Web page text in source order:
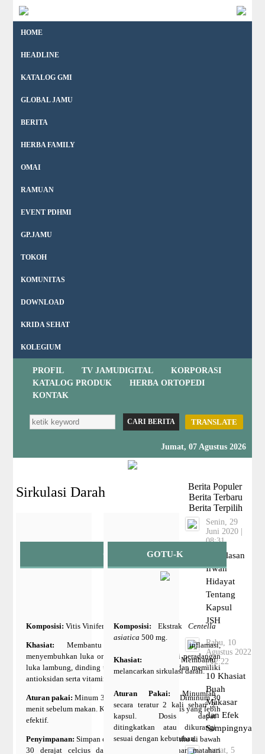
HOME
HEADLINE
KATALOG GMI
GLOBAL JAMU
BERITA
HERBA FAMILY
OMAI
RAMUAN
EVENT PDHMI
GP.JAMU
TOKOH
KOMUNITAS
DOWNLOAD
KRIDA SEHAT
KOLEGIUM
PROFIL TV JAMUDIGITAL
KORPORASI
KATALOG PRODUK
HERBA ORTOPEDI
KONTAK
TRANSLATE
Jumat, 07 Agustus 2026
Sirkulasi Darah
GSETATE
Komposisi: Vitis Vinifera Sement Oil
Khasiat: Membantu menekan respon inflamasi,
menyembuhkan luka organ dalam, mengurangi peradangan
luka lambung, dinding tenggorokan dan usus dan memiliki
antioksidan serta vitamin C yang tinggi.
Aturan pakai: Minum 3 kali sehari 1-3 kapsul. Diminum 30
menit sebelum makan. Konsultasikan untuk dosis yang lebih
efektif.
Penyimpanan: Simpan di tempat kering pada suhu di bawah
30 derajat celcius dan terlindung dari sinar matahari
GOTU-K
Komposisi: EkstrakCentella
asiatica 500 mg.
Khasiat: Membantu
melancarkan sirkulasi darah.
Aturan Pakai: Minumlah
secara teratur 2 kali sehari 2
kapsul. Dosis dapat
ditingkatkan atau dikurangi
sesuai dengan kebutuhan.
Berita Populer
Berita Terbaru
Berita Terpilih
Senin, 29
Juni 2020 |
08:31
Penjelasan
Irwan
Hidayat
Tentang
Kapsul
JSH
Rabu, 10
Agustus 2022
| 12:22
10 Khasiat
Buah
Makasar
dan Efek
Sampingnya
Jumat, 5